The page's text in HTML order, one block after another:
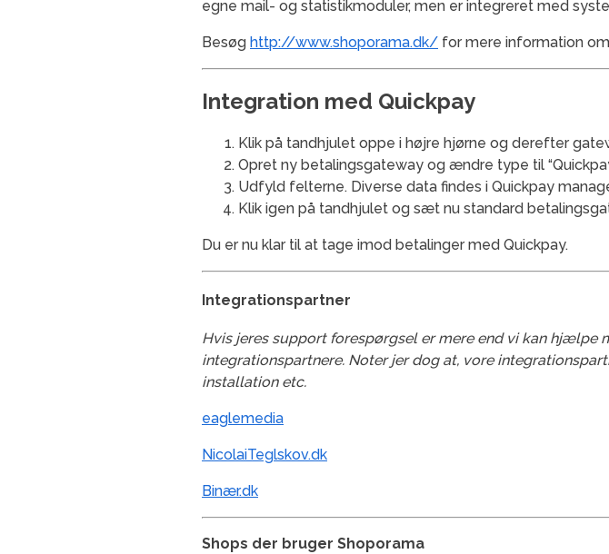
egne mail- og statistikmoduler, men er integreret med
Besøg http://www.shoporama.dk/ for mere information
Integration med Quickpay
Klik på tandhjulet oppe i højre hjørne og derefter
Opret ny betalingsgateway og ændre type til
Udfyld felterne. Diverse data findes i Quickpay
Klik igen på tandhjulet og sæt nu standard
Du er nu klar til at tage imod betalinger med Quickpay.
Integrationspartner
Hvis jeres support forespørgsel er mere end vi kan hjælpe
integrationspartnere. Noter jer dog at, vore
installation etc.
eaglemedia
NicolaiTeglskov.dk
Binær.dk
Shops der bruger Shoporama